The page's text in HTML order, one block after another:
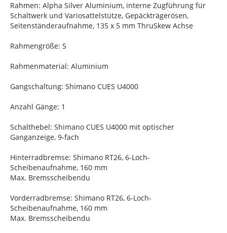
Rahmen: Alpha Silver Aluminium, interne Zugführung für
Schaltwerk und Variosattelstütze, Gepäckträgerösen,
Seitenständeraufnahme, 135 x 5 mm ThruSkew Achse
Rahmengröße: S
Rahmenmaterial: Aluminium
Gangschaltung: Shimano CUES U4000
Anzahl Gänge: 1
Schalthebel: Shimano CUES U4000 mit optischer
Ganganzeige, 9-fach
Hinterradbremse: Shimano RT26, 6-Loch-
Scheibenaufnahme, 160 mm
Max. Bremsscheibendu
Vorderradbremse: Shimano RT26, 6-Loch-
Scheibenaufnahme, 160 mm
Max. Bremsscheibendu